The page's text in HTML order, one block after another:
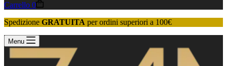
Carrello 0
Spedizione GRATUITA per ordini superiori a 100€
Menu